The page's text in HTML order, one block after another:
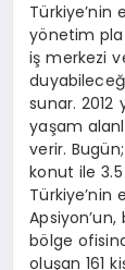
Türkiye’nin
yönetim
iş merkezi
sunar. 2012
yaşam
verir.
konut ile
Türkiye’nin
bölge
oluşan 161